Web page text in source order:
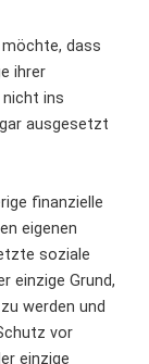
möchte, dass
ihrer
nicht ins
ausgesetzt
finanzielle
eigenen
soziale
einzige Grund,
werden und
vor
einzige